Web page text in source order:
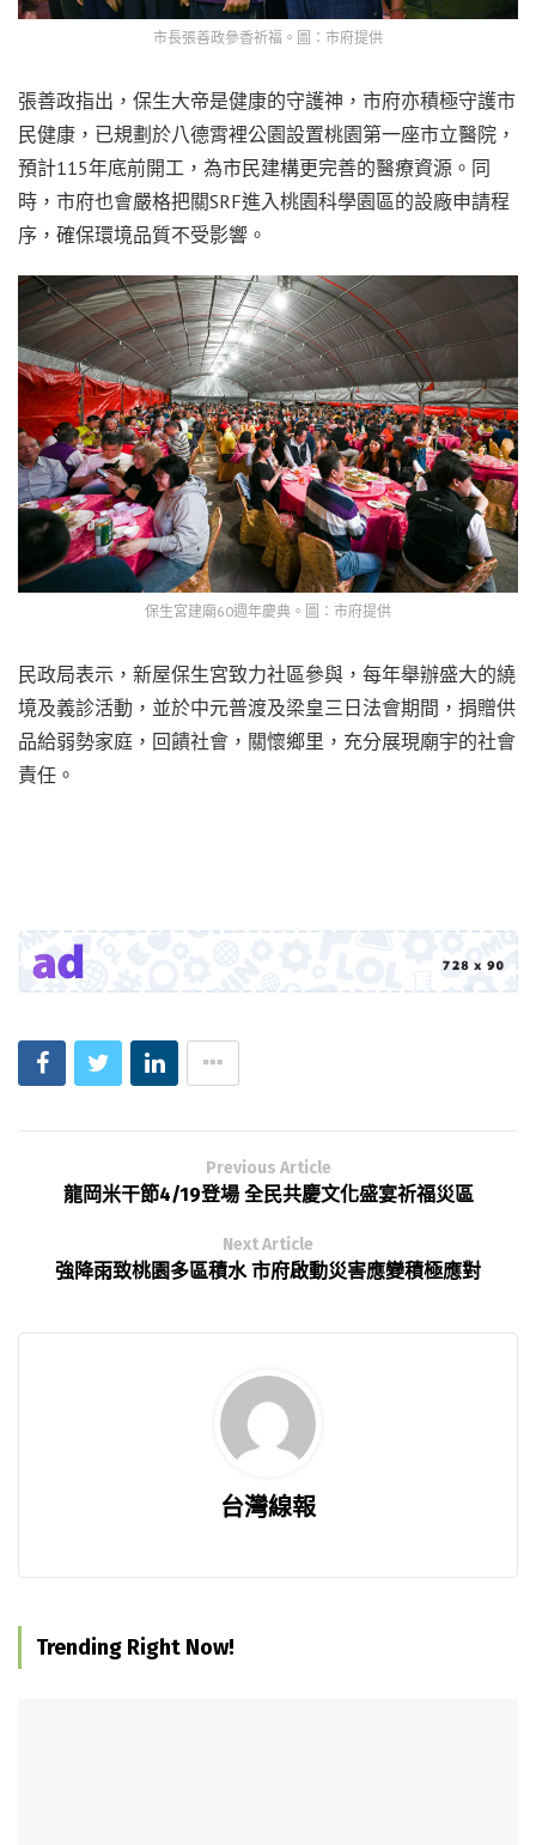
市長張善政參香祈福。圖：市府提供
張善政指出，保生大帝是健康的守護神，市府亦積極守護市
民健康，已規劃於八德霄裡公園設置桃園第一座市立醫院，
預計115年底前開工，為市民建構更完善的醫療資源。同
時，市府也會嚴格把關SRF進入桃園科學園區的設廠申請程
序，確保環境品質不受影響。
保生宮建廟60週年慶典。圖：市府提供
民政局表示，新屋保生宮致力社區參與，每年舉辦盛大的繞
境及義診活動，並於中元普渡及梁皇三日法會期間，捐贈供
品給弱勢家庭，回饋社會，關懷鄉里，充分展現廟宇的社會
責任。
Previous Article
龍岡米干節4/19登場 全民共慶文化盛宴祈福災區
Next Article
強降雨致桃園多區積水 市府啟動災害應變積極應對
台灣線報
Trending Right Now!